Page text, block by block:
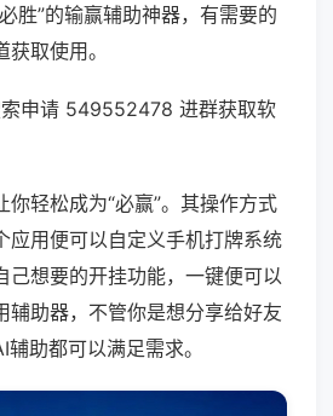
胜”的输赢辅助神器，有需要的
取使用。
申请 549552478 进群获取软
你轻松成为“必赢”。其操作方式
应用便可以自定义手机打牌系统
己想要的开挂功能，一键便可以
辅助器，不管你是想分享给好友
助都可以满足需求。